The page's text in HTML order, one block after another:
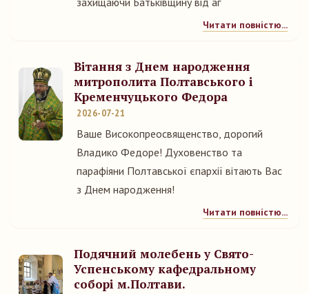
Читати повністю...
Вітання з Днем народження
митрополита Полтавського і
Кременчуцького Федора
2026-07-21
Ваше Високопреосвященство, дорогий
Владико Федоре! Духовенство та
парафіяни Полтавської єпархії вітають Вас
з Днем народження!
Читати повністю...
Подячний молебень у Свято-
Успенському кафедральному
соборі м.Полтави.